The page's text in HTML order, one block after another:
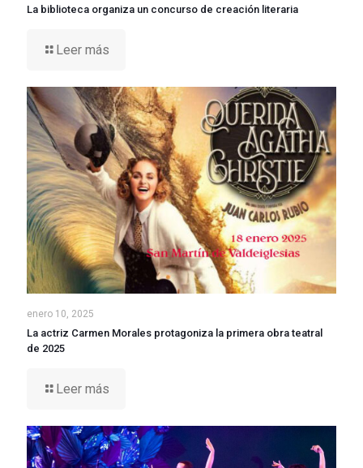
La biblioteca organiza un concurso de creación literaria
Leer más
enero 10, 2025
La actriz Carmen Morales protagoniza la primera obra teatral
de 2025
Leer más